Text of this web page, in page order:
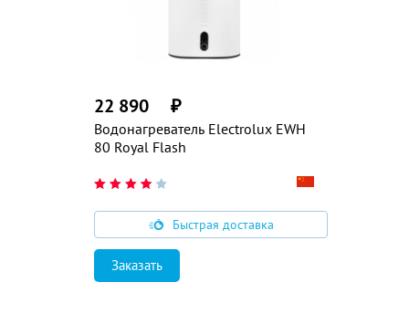
Водонагреватель Electrolux EWH
80 Royal Flash
22 890 ₽
Быстрая доставка
Заказать